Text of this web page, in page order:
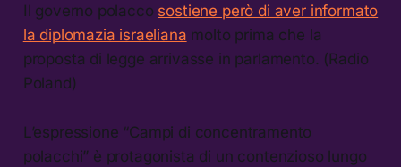
Il governo polacco sostiene però di aver informato
la diplomazia israeliana molto prima che la
proposta di legge arrivasse in parlamento. (Radio
Poland)
L’espressione “Campi di concentramento
polacchi” è protagonista di un contenzioso lungo